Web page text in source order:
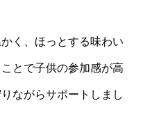
く、ほっとする味わい
とで子供の参加感が高
ながらサポートしまし